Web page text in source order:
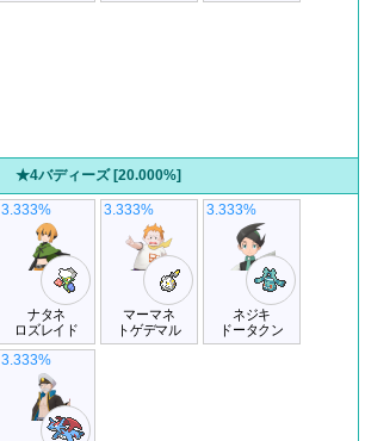
★4バディーズ [20.000%]
ナタネ
ロズレイド
3.333%
マーマネ
トゲデマル
3.333%
ネジキ
ドータクン
3.333%
3.333%